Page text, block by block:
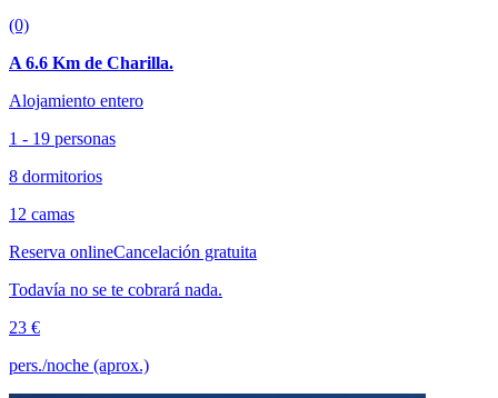
(0)
A 6.6 Km de Charilla.
Alojamiento entero
1 - 19 personas
8 dormitorios
12 camas
Reserva onlineCancelación gratuita
Todavía no se te cobrará nada.
23 €
pers./noche (aprox.)